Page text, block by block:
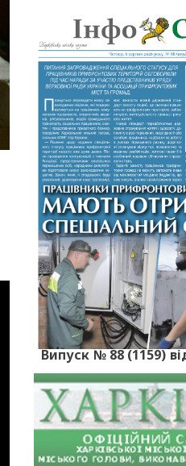
Випуск № 88 (1159)